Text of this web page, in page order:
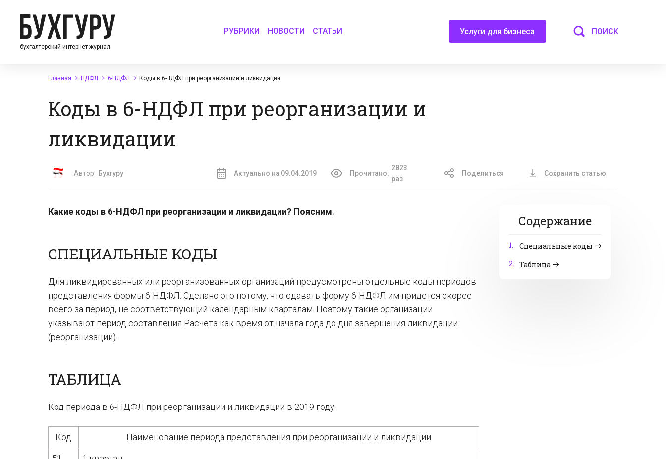
бухгалтерский интернет-журнал
РУБРИКИ НОВОСТИ СТАТЬИ Услуги для бизнеса ПОИСК
Главная НДФЛ 6-НДФЛ Коды в 6-НДФЛ при реорганизации и ликвидации
Коды в 6-НДФЛ при реорганизации и
ликвидации
Автор: Бухгуру Актуально на 09.04.2019 Прочитано:
2823
раз
Поделиться Сохранить статью
Содержание
1.
Специальные коды
2. Таблица
Какие коды в 6-НДФЛ при реорганизации и ликвидации? Поясним.
СПЕЦИАЛЬНЫЕ КОДЫ
Для ликвидированных или реорганизованных организаций предусмотрены отдельные коды периодов
представления формы 6-НДФЛ. Сделано это потому, что сдавать форму 6-НДФЛ им придется скорее
всего за период, не соответствующий календарным кварталам. Поэтому такие организации
указывают период составления Расчета как время от начала года до дня завершения ликвидации
(реорганизации).
ТАБЛИЦА
Код периода в 6-НДФЛ при реорганизации и ликвидации в 2019 году:
Код Наименование периода представления при реорганизации и ликвидации